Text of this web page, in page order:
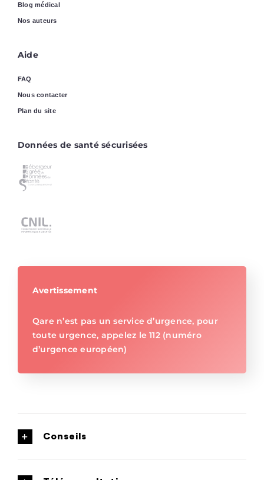
Blog médical
Nos auteurs
Aide
FAQ
Nous contacter
Plan du site
Données de santé sécurisées
Avertissement
Qare n’est pas un service d’urgence, pour
toute urgence, appelez le 112 (numéro
d’urgence européen)
Conseils